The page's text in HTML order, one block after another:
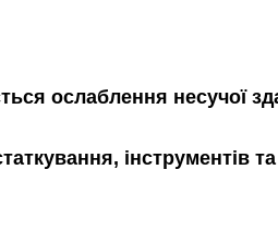
ослаблення несучої
інструментів